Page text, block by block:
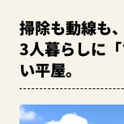
掃除も動線も
3人暮らしに
い平屋。